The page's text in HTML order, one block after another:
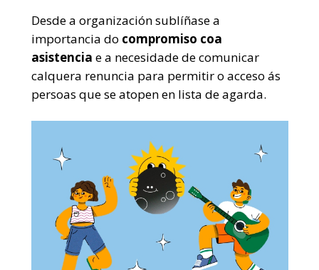
Desde a organización sublíñase a
importancia do compromiso coa
asistencia e a necesidade de comunicar
calquera renuncia para permitir o acceso ás
persoas que se atopen en lista de agarda.